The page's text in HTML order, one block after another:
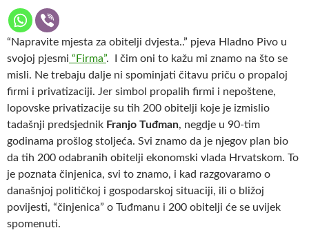
“Napravite mjesta za obitelji dvjesta..” pjeva Hladno Pivo u
svojoj pjesmi “Firma”. I čim oni to kažu mi znamo na što se
misli. Ne trebaju dalje ni spominjati čitavu priču o propaloj
firmi i privatizaciji. Jer simbol propalih firmi i nepoštene,
lopovske privatizacije su tih 200 obitelji koje je izmislio
tadašnji predsjednik Franjo Tuđman, negdje u 90-tim
godinama prošlog stoljeća. Svi znamo da je njegov plan bio
da tih 200 odabranih obitelji ekonomski vlada Hrvatskom. To
je poznata činjenica, svi to znamo, i kad razgovaramo o
današnjoj političkoj i gospodarskoj situaciji, ili o bližoj
povijesti, “činjenica” o Tuđmanu i 200 obitelji će se uvijek
spomenuti.